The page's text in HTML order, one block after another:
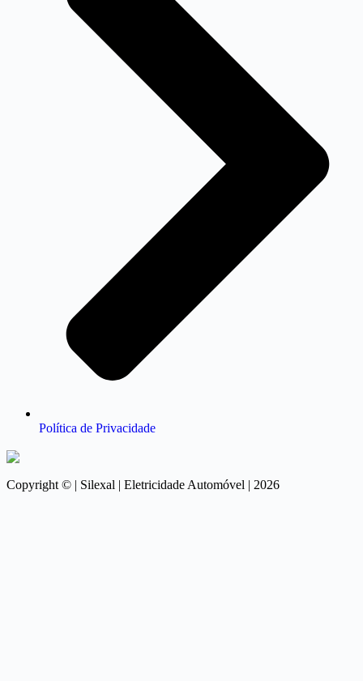
Política de Privacidade
Copyright © | Silexal | Eletricidade Automóvel | 2026